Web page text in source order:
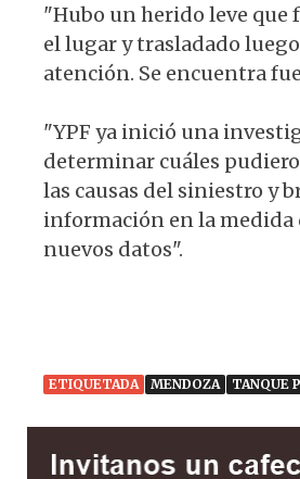
"Hubo un herido leve que
el lugar y trasladado
atención. Se encuentra
"YPF ya inició una
determinar cuáles
las causas del siniestro y
información en la medida
nuevos datos".
ETIQUETADA MENDOZA TANQUE